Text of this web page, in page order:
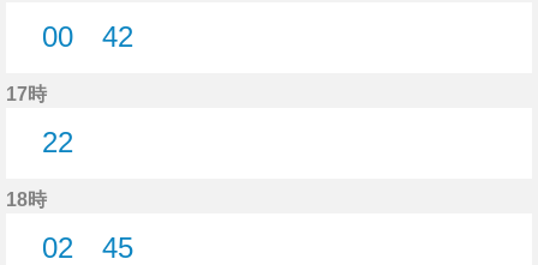
00
42
17時
22
18時
02
45